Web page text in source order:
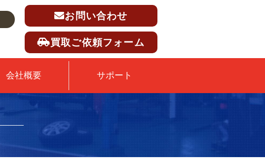
お問い合わせ
買取ご依頼フォーム
会社概要 サポート